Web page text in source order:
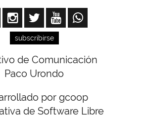
subscribirse
de Comunicación
Paco Urondo
por gcoop
de Software Libre